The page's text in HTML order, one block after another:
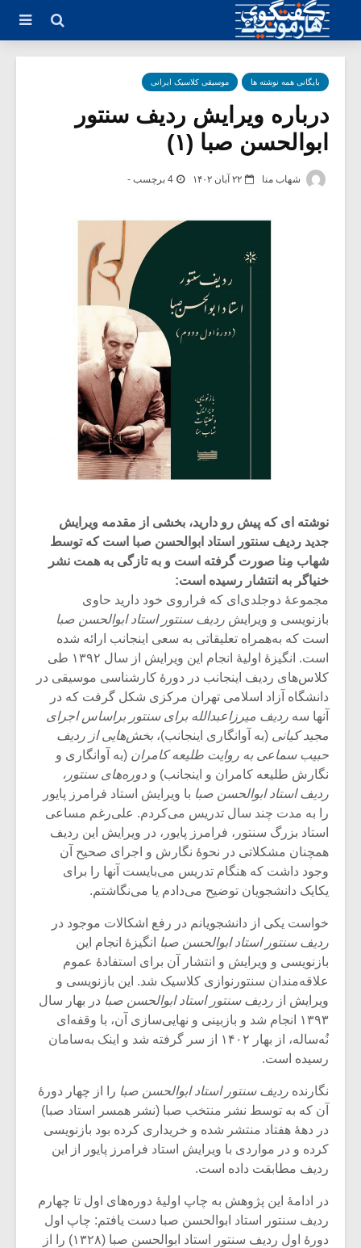
بایگانی همه نوشته ها موسیقی کلاسیک ایرانی
درباره ویرایش ردیف سنتور
ابوالحسن صبا (۱)
شهاب منا ۲۲ آبان ۱۴۰۲ 4 برچسب -
نوشته ای که پیش رو دارید، بخشی از مقدمه ویرایش
جدید ردیف سنتور استاد ابوالحسن صبا است که توسط
شهاب مِنا صورت گرفته است و به تازگی به همت نشر
خنیاگر به انتشار رسیده است:
مجموعۀ دوجلدی‌ای که فراروی خود دارید حاوی
بازنویسی و ویرایش ردیف سنتور استاد ابوالحسن صبا
است که به‌همراه تعلیقاتی به سعی اینجانب ارائه شده
است. انگیزۀ اولیۀ انجام این ویرایش از سال ۱۳۹۲ طی
کلاس‌های ردیف اینجانب در دورۀ کارشناسی موسیقی در
دانشگاه آزاد اسلامی تهران مرکزی شکل گرفت که در
آنها سه ردیف میرزاعبدالله برای سنتور براساس اجرای
مجید کیانی (به آوانگاری اینجانب)، بخش‌هایی از ردیف
حبیب سماعی به روایت طلیعه کامران (به آوانگاری و
نگارش طلیعه کامران و اینجانب) و دوره‌های سنتور،
ردیف استاد ابوالحسن صبا با ویرایش استاد فرامرز پایور
را به مدت چند سال تدریس می‌کردم. علی‌رغم مساعی
استاد بزرگ سنتور، فرامرز پایور، در ویرایش این ردیف
همچنان مشکلاتی در نحوۀ نگارش و اجرای صحیح آن
وجود داشت که هنگام تدریس می‌بایست آنها را برای
یکایک دانشجویان توضیح می‌دادم یا می‌نگاشتم.
خواست یکی از دانشجویانم در رفع اشکالات موجود در
ردیف سنتور استاد ابوالحسن صبا
انگیزۀ انجام این
بازنویسی و ویرایش و انتشار آن برای استفادۀ عموم
علاقه‌مندان سنتورنوازی کلاسیک شد. این بازنویسی و
ویرایش از ردیف سنتور استاد ابوالحسن صبا در بهار سال
۱۳۹۳ انجام شد و بازبینی و نهایی‌سازی آن، با وقفه‌ای
نُه‌ساله، از بهار ۱۴۰۲ از سر گرفته شد و اینک به‌سامان
رسیده است.
نگارنده ردیف سنتور استاد ابوالحسن صبا را از چهار دورۀ
آن که به توسط نشر منتخب صبا (نشر همسر استاد صبا)
در دهۀ هفتاد منتشر شده و خریداری کرده بود بازنویسی
کرده و در مواردی با ویرایش استاد فرامرز پایور از این
ردیف مطابقت داده است.
در ادامۀ این پژوهش به چاپ‌ اولیۀ دوره‌های اول تا چهارم
ردیف سنتور استاد ابوالحسن صبا دست‌ یافتم: چاپ اول
دورۀ اول ردیف سنتور استاد ابوالحسن صبا (۱۳۲۸) را از
میکلوش روژا
شیش و نیم»
اگر نمی توانی
مشهورترین باشی،
بدنام ترین باش
موسیقی
برگزار
سکانسی